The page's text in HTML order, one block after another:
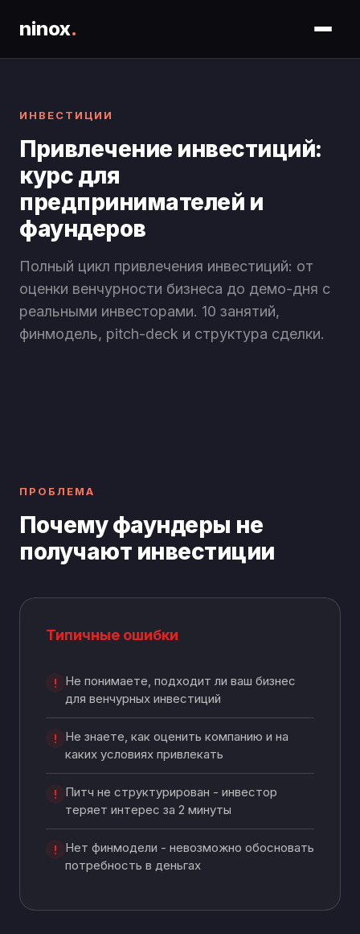
ninox.
ИНВЕСТИЦИИ
Привлечение инвестиций:
курс для
предпринимателей и
фаундеров
Полный цикл привлечения инвестиций: от
оценки венчурности бизнеса до демо-дня с
реальными инвесторами. 10 занятий,
финмодель, pitch-deck и структура сделки.
ПРОБЛЕМА
Почему фаундеры не
получают инвестиции
Типичные ошибки
!
Не понимаете, подходит ли ваш бизнес
для венчурных инвестиций
!
Не знаете, как оценить компанию и на
каких условиях привлекать
!
Питч не структурирован - инвестор
теряет интерес за 2 минуты
!
Нет финмодели - невозможно обосновать
потребность в деньгах